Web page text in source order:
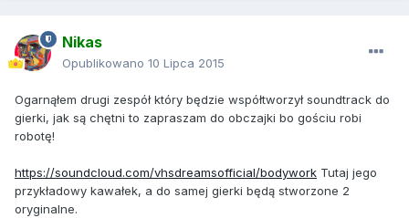
Nikas
Opublikowano 10 Lipca 2015
Ogarnąłem drugi zespół który będzie współtworzył soundtrack do
gierki, jak są chętni to zapraszam do obczajki bo gościu robi
robotę!
https://soundcloud.com/vhsdreamsofficial/bodywork Tutaj jego
przykładowy kawałek, a do samej gierki będą stworzone 2
oryginalne.